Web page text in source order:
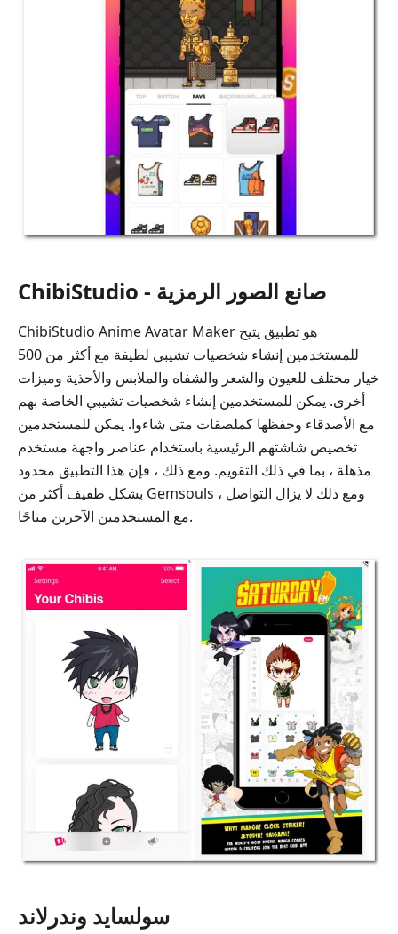
ChibiStudio - صانع الصور الرمزية
ChibiStudio Anime Avatar Maker هو تطبيق يتيح
للمستخدمين إنشاء شخصيات تشيبي لطيفة مع أكثر من 500
خيار مختلف للعيون والشعر والشفاه والملابس والأحذية وميزات
أخرى. يمكن للمستخدمين إنشاء شخصيات تشيبي الخاصة بهم
مع الأصدقاء وحفظها كملصقات متى شاءوا. يمكن للمستخدمين
تخصيص شاشتهم الرئيسية باستخدام عناصر واجهة مستخدم
مذهلة ، بما في ذلك التقويم. ومع ذلك ، فإن هذا التطبيق محدود
بشكل طفيف أكثر من Gemsouls ، ومع ذلك لا يزال التواصل
مع المستخدمين الآخرين متاحًا.
سولسايد وندرلاند